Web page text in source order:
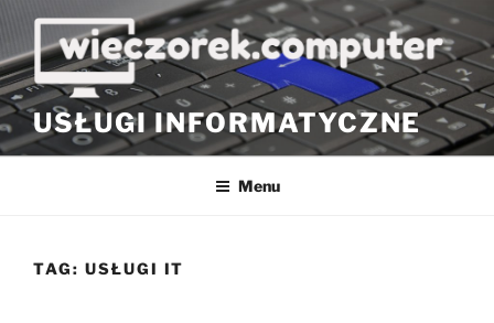
treści
USŁUGI INFORMATYCZNE
Menu
TAG: USŁUGI IT